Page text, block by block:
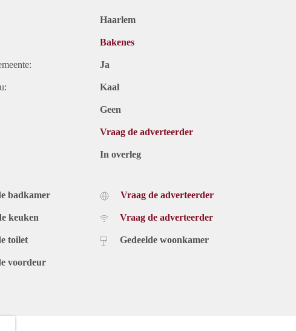
Haarlem
Bakenes
Ja
Kaal
Geen
Vraag de adverteerder
In overleg
badkamer
keuken
toilet
voordeur
Vraag de adverteerder
Vraag de adverteerder
Gedeelde woonkamer